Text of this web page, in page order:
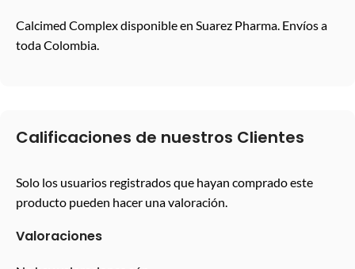
Calcimed Complex disponible en Suarez Pharma. Envíos a
toda Colombia.
Calificaciones de nuestros Clientes
Valoraciones
Solo los usuarios registrados que hayan comprado este
producto pueden hacer una valoración.